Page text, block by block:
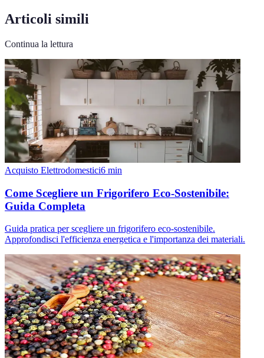
Articoli simili
Continua la lettura
Acquisto Elettrodomestici6 min
Come Scegliere un Frigorifero Eco-Sostenibile:
Guida Completa
Guida pratica per scegliere un frigorifero eco-sostenibile.
Approfondisci l'efficienza energetica e l'importanza dei materiali.